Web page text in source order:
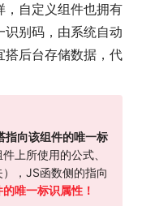
，自定义组件也拥有
别码，由系统自动
搭后台存储数据，代
指向该组件的唯一标
上所使用的公式、
，JS函数侧的指向
唯一标识属性！